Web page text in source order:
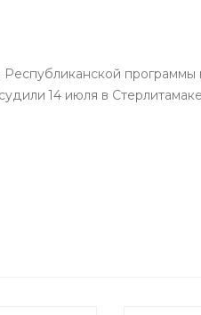
Республиканской
14 июля в